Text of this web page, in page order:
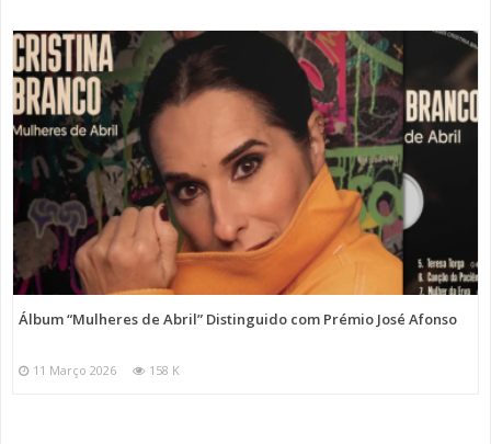
Álbum “Mulheres de Abril” Distinguido com Prémio José Afonso
11 Março 2026 158 K